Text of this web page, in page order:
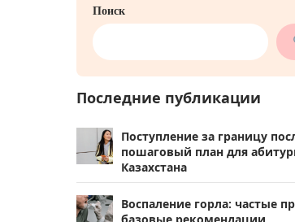
Поиск
Последние публикации
Поступление за границу
пошаговый план для
Казахстана
Воспаление горла: частые